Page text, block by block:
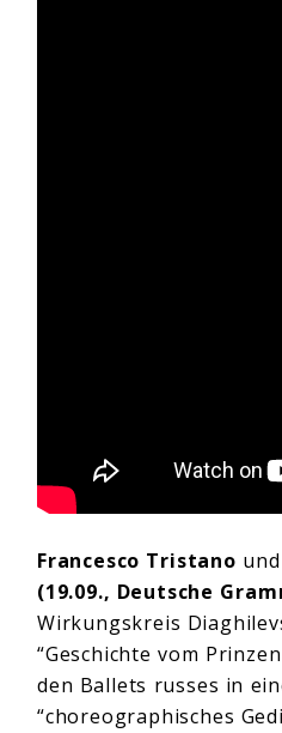
Francesco Tristano und
(19.09., Deutsche
Wirkungskreis
“Geschichte vom
den Ballets russes in
“choreographisches